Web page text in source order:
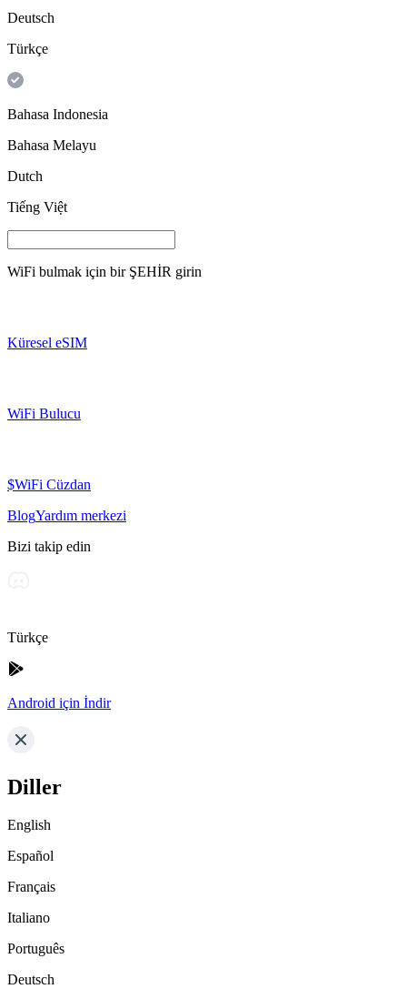
Deutsch
Türkçe
Bahasa Indonesia
Bahasa Melayu
Dutch
Tiếng Việt
WiFi bulmak için bir ŞEHİR girin
Küresel eSIM
WiFi Bulucu
$WiFi Cüzdan
BlogYardım merkezi
Bizi takip edin
Türkçe
Android için İndir
Diller
English
Español
Français
Italiano
Português
Deutsch